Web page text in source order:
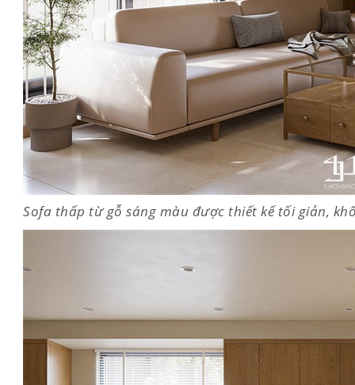
Sofa thấp từ gỗ sáng màu được thiết kế tối giản,